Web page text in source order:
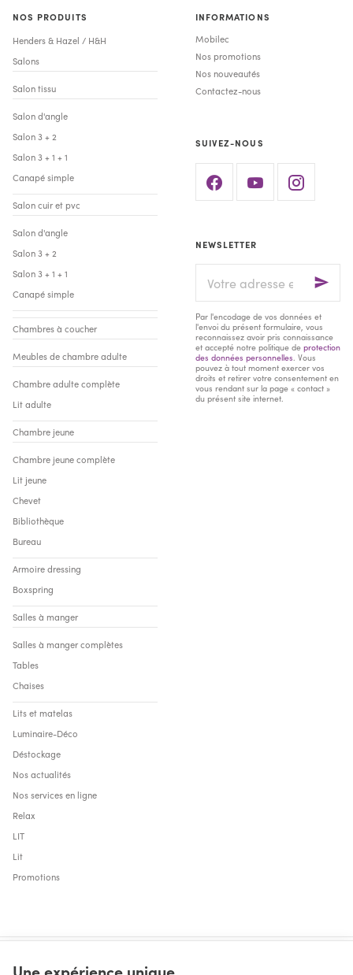
NOS PRODUITS
Henders & Hazel / H&H
Salons
Salon tissu
Salon d'angle
Salon 3 + 2
Salon 3 + 1 + 1
Canapé simple
Salon cuir et pvc
Salon d'angle
Salon 3 + 2
Salon 3 + 1 + 1
Canapé simple
Chambres à coucher
Meubles de chambre adulte
Chambre adulte complète
Lit adulte
Chambre jeune
Chambre jeune complète
Lit jeune
Chevet
Bibliothèque
Bureau
Armoire dressing
Boxspring
Salles à manger
Salles à manger complètes
Tables
Chaises
Lits et matelas
Luminaire-Déco
Déstockage
Nos actualités
Nos services en ligne
Relax
LIT
Lit
Promotions
INFORMATIONS
Mobilec
Nos promotions
Nos nouveautés
Contactez-nous
SUIVEZ-NOUS
NEWSLETTER
adresse
Par l'encodage de vos données et
l'envoi du présent formulaire, vous
reconnaissez avoir pris connaissance
et accepté notre politique de protection
des données personnelles . Vous
pouvez à tout moment exercer vos
droits et retirer votre consentement en
vous rendant sur la page « contact »
du présent site internet.
Une expérience unique